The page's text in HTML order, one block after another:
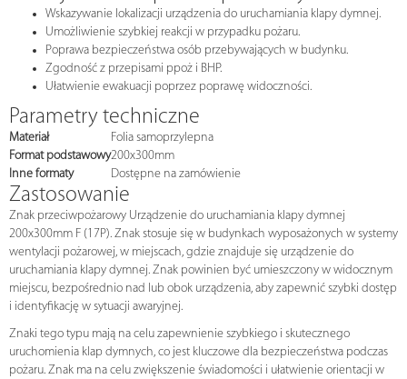
Wskazywanie lokalizacji urządzenia do uruchamiania klapy dymnej.
Umożliwienie szybkiej reakcji w przypadku pożaru.
Poprawa bezpieczeństwa osób przebywających w budynku.
Zgodność z przepisami ppoż i BHP.
Ułatwienie ewakuacji poprzez poprawę widoczności.
Parametry techniczne
Materiał
Folia samoprzylepna
Format podstawowy200x300mm
Inne formaty
Dostępne na zamówienie
Zastosowanie
Znak przeciwpożarowy Urządzenie do uruchamiania klapy dymnej
200x300mm F (17P). Znak stosuje się w budynkach wyposażonych w systemy
wentylacji pożarowej, w miejscach, gdzie znajduje się urządzenie do
uruchamiania klapy dymnej. Znak powinien być umieszczony w widocznym
miejscu, bezpośrednio nad lub obok urządzenia, aby zapewnić szybki dostęp
i identyfikację w sytuacji awaryjnej.
Znaki tego typu mają na celu zapewnienie szybkiego i skutecznego
uruchomienia klap dymnych, co jest kluczowe dla bezpieczeństwa podczas
pożaru. Znak ma na celu zwiększenie świadomości i ułatwienie orientacji w